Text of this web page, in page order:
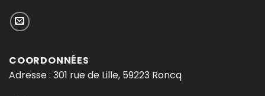
COORDONNÉES
Adresse : 301 rue de Lille, 59223 Roncq